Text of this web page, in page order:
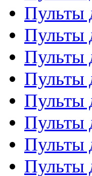
Пульты
Пульты
Пульты
Пульты
Пульты
Пульты
Пульты
Пульты